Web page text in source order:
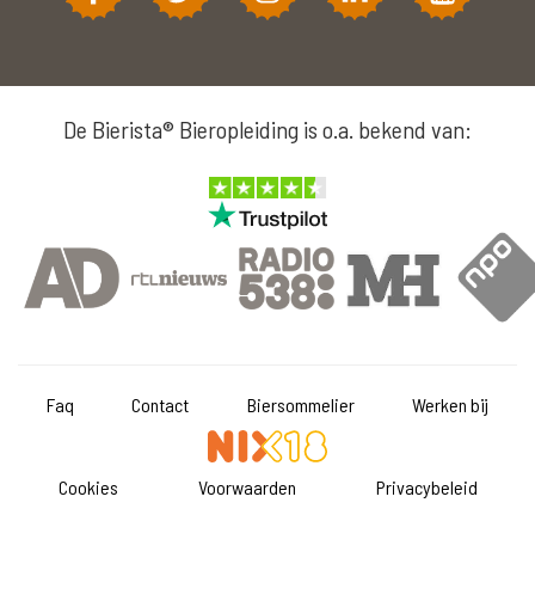
De Bierista® Bieropleiding is o.a. bekend van:
Faq Contact Biersommelier Werken bij
Cookies Voorwaarden Privacybeleid